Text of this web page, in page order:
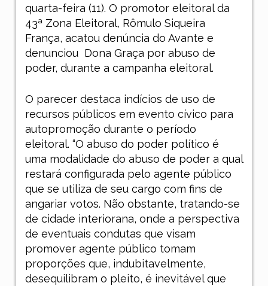
quarta-feira (11). O promotor eleitoral da
43ª Zona Eleitoral, Rômulo Siqueira
França, acatou denúncia do Avante e
denunciou Dona Graça por abuso de
poder, durante a campanha eleitoral.
O parecer destaca indícios de uso de
recursos públicos em evento cívico para
autopromoção durante o período
eleitoral. “O abuso do poder político é
uma modalidade do abuso de poder a qual
restará configurada pelo agente público
que se utiliza de seu cargo com fins de
angariar votos. Não obstante, tratando-se
de cidade interiorana, onde a perspectiva
de eventuais condutas que visam
promover agente público tomam
proporções que, indubitavelmente,
desequilibram o pleito, é inevitável que